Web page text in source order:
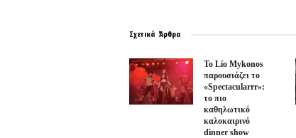
Σχετικά Άρθρα
Το Lío Mykonos
παρουσιάζει το
«Spectacularrr»:
το πιο
καθηλωτικό
καλοκαιρινό
dinner show